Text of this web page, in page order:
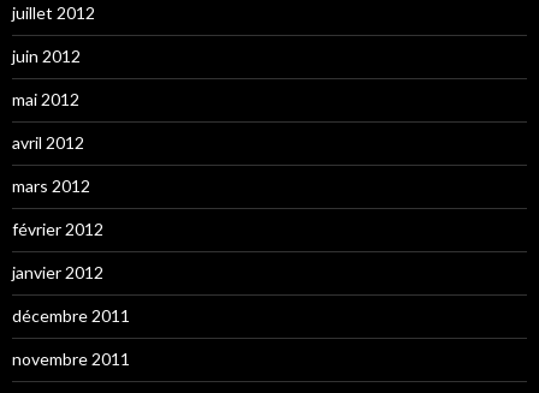
juillet 2012
juin 2012
mai 2012
avril 2012
mars 2012
février 2012
janvier 2012
décembre 2011
novembre 2011